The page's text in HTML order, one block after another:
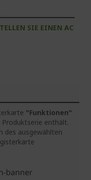
SIE EINEN AC
"Funktionen"
enthält.
des ausgewählten